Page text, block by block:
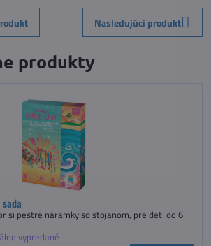
Nasledujúci produkt
produkty
si pestré náramky so stojanom, pre deti od 6
vypredané